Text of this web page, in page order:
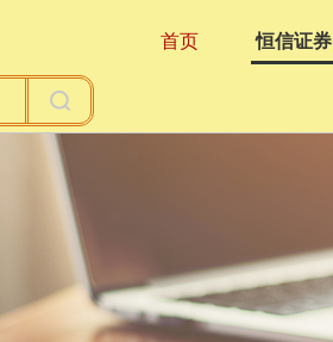
首页 恒信证券